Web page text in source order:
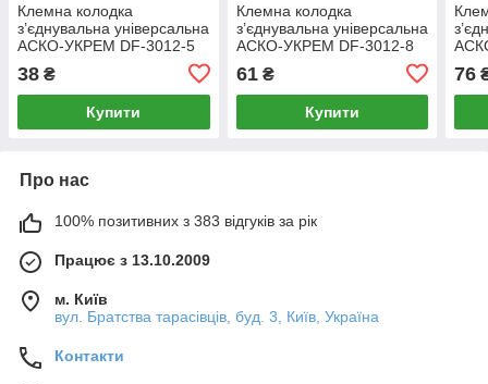
Клемна колодка
з’єднувальна універсальна
АСКО-УКРЕМ DF-3012-5
(A0130010208)
38 ₴
Купити
Клемна колодка
з’єднувальна універсальна
АСКО-УКРЕМ DF-3012-8
(A0130010209)
61₴
Купити
76
Про нас
100% позитивних з 383 відгуків за рік
Працює з 13.10.2009
м. Київ
вул. Братства тарасівців, буд. 3, Київ, Україна
Контакти